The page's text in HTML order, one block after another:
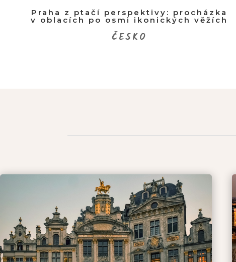
Praha z ptačí perspektivy: procházka
v oblacích po osmi ikonických věžích
ČESKO